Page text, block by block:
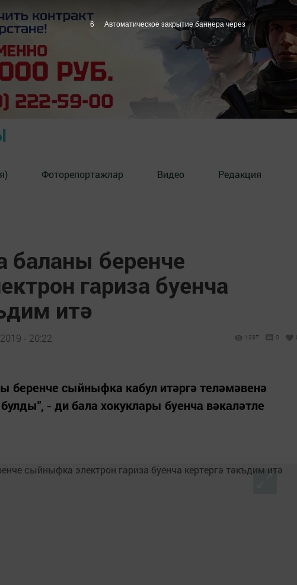
Фоторепортажлар Видео Редакция
баланы беренче
гариза буенча
итә
- 20:22 1337 0
беренче сыйныфка кабул итәргә теләмәвенә
- ди бала хокуклары буенча вәкаләтле
5 Автоматическое закрытие баннера через